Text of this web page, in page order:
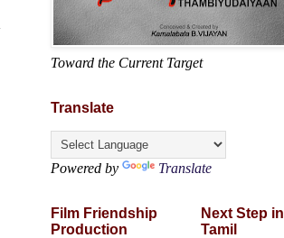
Toward the Current Target
Translate
Powered by Translate
Film Friendship
Production
Next Step in
Tamil